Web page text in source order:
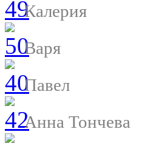
Калерия
Варя
Павел
Анна Тончева